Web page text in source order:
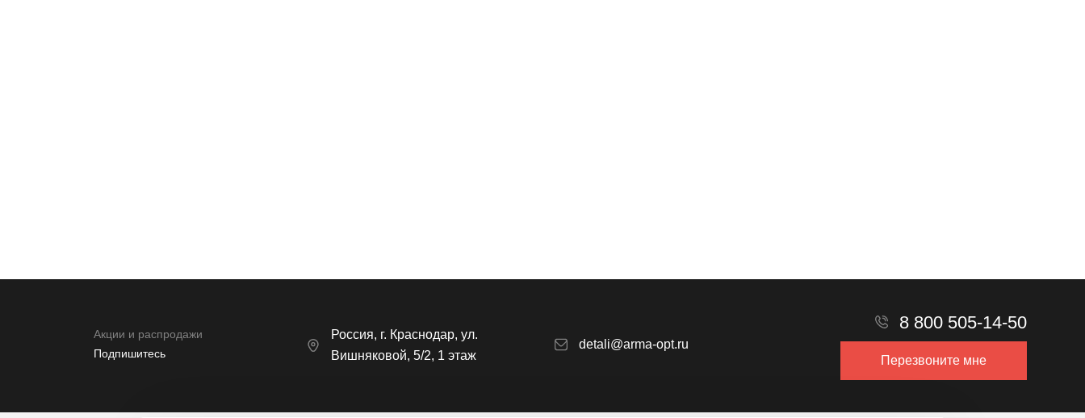
Акции и распродажи
Подпишитесь
Россия, г. Краснодар, ул.
Вишняковой, 5/2, 1 этаж
detali@arma-opt.ru
8 800 505-14-50
Перезвоните мне